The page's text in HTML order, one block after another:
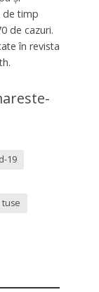
de timp
de cazuri.
în revista
19
tuse